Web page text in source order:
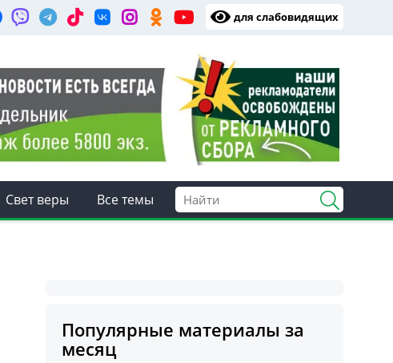
для слабовидящих
Свет веры Все темы
Популярные материалы за
месяц